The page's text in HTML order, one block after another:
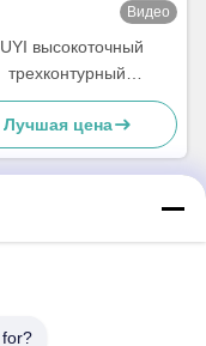
Видео
высокоточный
трехконтурный
регулятор
для бытовой
техники
Лучшая цена